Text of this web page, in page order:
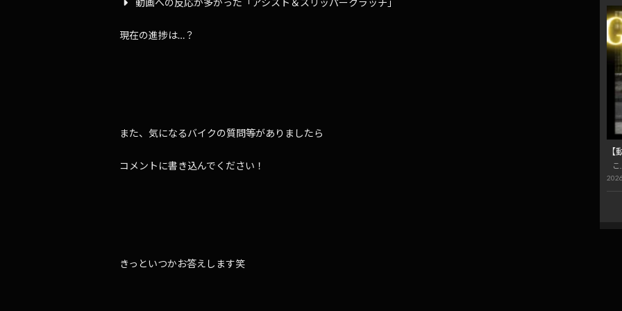
動画への反応が多かった「アシスト＆スリッパークラッチ」
現在の進捗は…？
また、気になるバイクの質問等がありましたら
コメントに書き込んでください！
きっといつかお答えします笑
こ